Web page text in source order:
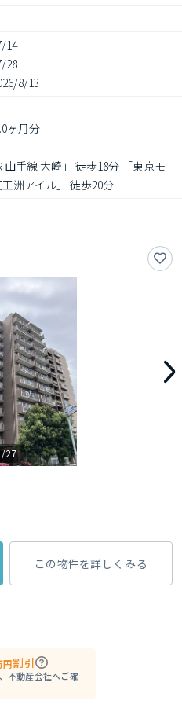
14
28
8/13
ヶ月分
手線 大崎」 徒歩18分 「東京モ
洲アイル」 徒歩20分
27
この物件を詳しくみる
円割引
不動産会社へご確